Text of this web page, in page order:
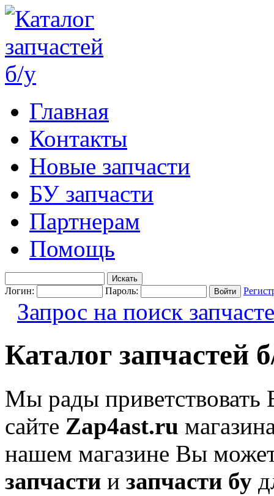
Главная
Контакты
Новые запчасти
БУ запчасти
Партнерам
Помощь
Логин: Пароль:
Запрос на поиск
Каталог запчастей
Мы рады приветствовать
сайте Zap4ast.ru
нашем магазине Вы
запчасти и запчасти бу